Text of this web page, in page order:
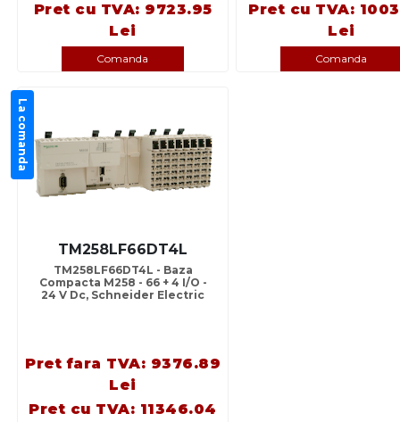
Pret cu TVA: 9723.95
Lei
Comanda
Pret cu TVA:
Lei
Comanda
La comanda
TM258LF66DT4L
TM258LF66DT4L - Baza
Compacta M258 - 66 + 4 I/O -
24 V Dc, Schneider Electric
Pret fara TVA: 9376.89
Lei
Pret cu TVA: 11346.04